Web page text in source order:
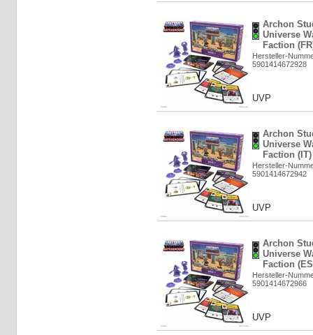
Archon
Universe
Faction
Hersteller-
5901414672928
UVP
Archon
Universe
Faction
Hersteller-
5901414672942
UVP
Archon
Universe
Faction
Hersteller-
5901414672966
UVP